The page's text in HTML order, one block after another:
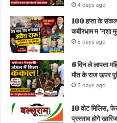
4 days ago
100 हप्ता के
कबीरधाम म ‘नशा
5 days ago
6 दिन ले लापता
मौत के राज ऊपर
5 days ago
10 वोट मिलिस,
प्रस्ताव होगे खारिज